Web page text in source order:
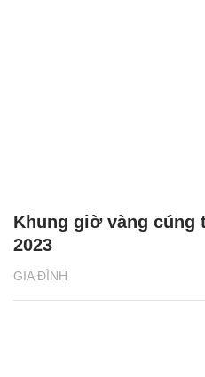
GIA ĐÌNH
Khung giờ vàng cúng
2023